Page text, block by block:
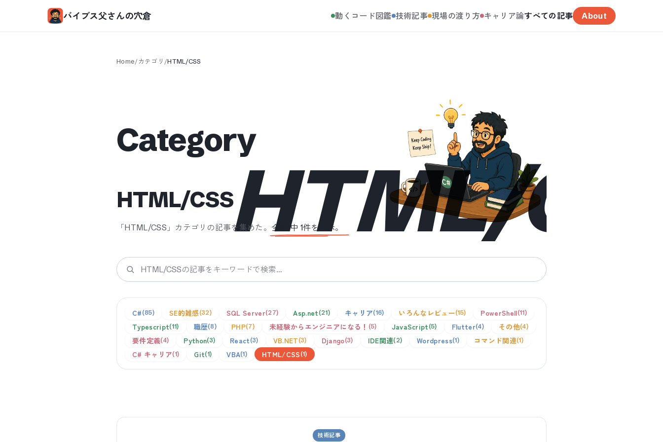
バイブス父さんの穴倉 動くコード図鑑 技術記事 現場の渡り方 キャリア論すべての記事 About
Home/カテゴリ /HTML/CSS
HTML/
Category
HTML/CSS
「HTML/CSS 」カテゴリの記事を集めた。 全 件中 1件を表示。
検索
C# 85 SE的雑感 32 SQL Server 27 Asp.net 21 キャリア 16 いろんなレビュー 15 PowerShell 11
Typescript 11 職歴 8 PHP 7 未経験からエンジニアになる！ 5 JavaScript 5 Flutter 4 その他 4
要件定義 4 Python 3 React 3 VB.NET 3 Django 3 IDE関連 2 Wordpress 1 コマンド関連 1
C# キャリア 1 Git 1 VBA 1 HTML/CSS 1
技術記事